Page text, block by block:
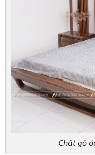
Chất gỗ